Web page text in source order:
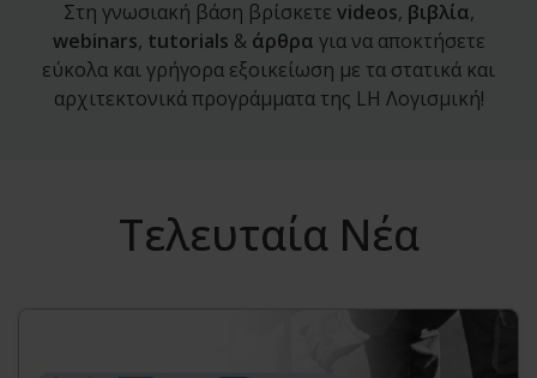
Στη γνωσιακή βάση βρίσκετε videos, βιβλία,
webinars, tutorials & άρθρα για να αποκτήσετε
εύκολα και γρήγορα εξοικείωση με τα στατικά και
αρχιτεκτονικά προγράμματα της LH Λογισμική!
Τελευταία Νέα